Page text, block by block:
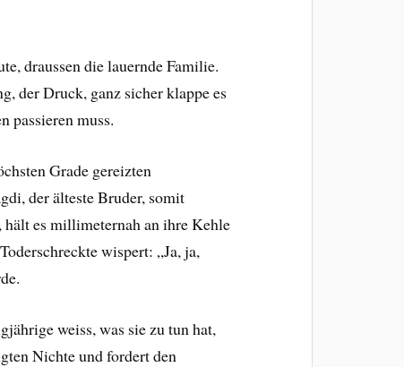
draussen die lauernde Familie.
der Druck, ganz sicher klappe es
passieren muss.
Grade gereizten
der älteste Bruder, somit
hält es millimeternah an ihre Kehle
wispert: „Ja, ja,
weiss, was sie zu tun hat,
Nichte und fordert den